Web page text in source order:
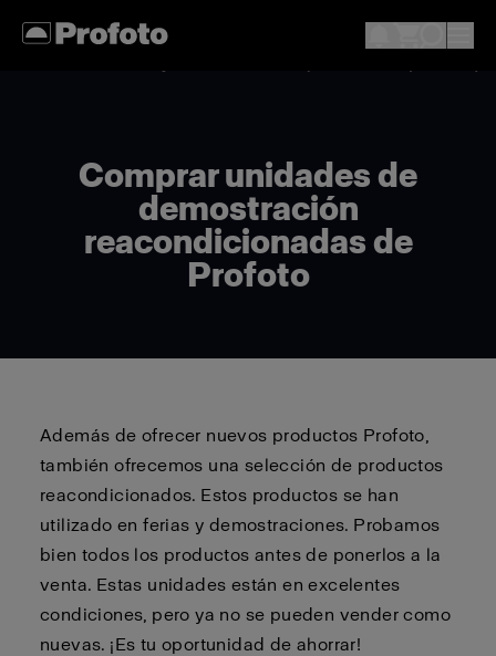
Comprar unidades de
demostración
reacondicionadas de
Profoto
Además de ofrecer nuevos productos Profoto,
también ofrecemos una selección de productos
reacondicionados. Estos productos se han
utilizado en ferias y demostraciones. Probamos
bien todos los productos antes de ponerlos a la
venta. Estas unidades están en excelentes
condiciones, pero ya no se pueden vender como
nuevas. ¡Es tu oportunidad de ahorrar!